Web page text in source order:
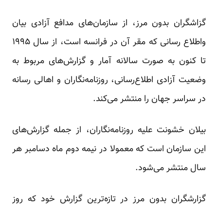
گزاشگران بدون مرز، از سازمان‌های مدافع آزادی بیان
واطلاع رسانی که مقر آن در فرانسه است، از سال ۱۹۹۵
تا کنون به صورت سالانه آمار و گزارش‌های مربوط به
وضعیت آزادی اطلاع‌رسانی، روزنامه‌نگاران و اهالی رسانه
در سراسر جهان را منتشر می‌کند.
بیلان خشونت علیه روزنامه‌نگاران، از جمله گزارش‌های
این سازمان است که معمولا در نیمه دوم ماه دسامبر هر
سال منتشر می‌شود.
گزارشگران بدون مرز در تازه‌ترین گزارش خود که روز